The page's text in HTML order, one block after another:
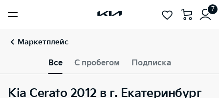
7
Маркетплейс
Все С пробегом Подписка
Kia Cerato 2012 в г. Екатеринбург